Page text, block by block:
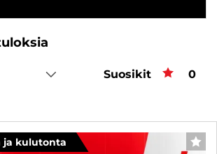
Suosikit 0
ja kulutonta